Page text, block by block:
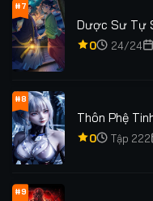
#7
Dược Sư Tự
0 24/24
#8
Thôn Phệ
0 Tập 222
#9